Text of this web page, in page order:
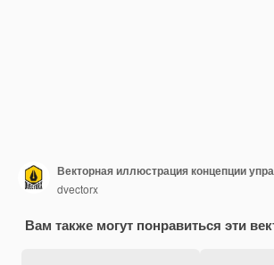
Векторная иллюстрация концепции
dvectorx
Вам также могут понравиться эти